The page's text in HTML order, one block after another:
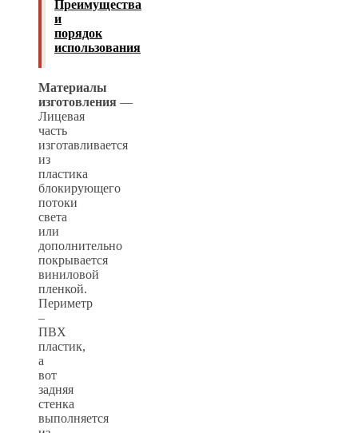
Преимущества
и
порядок
использования
Материалы
изготовления —
Лицевая
часть
изготавливается
из
пластика
блокирующего
потоки
света
или
дополнительно
покрывается
виниловой
пленкой.
Периметр
–
ПВХ
пластик,
а
вот
задняя
стенка
выполняется